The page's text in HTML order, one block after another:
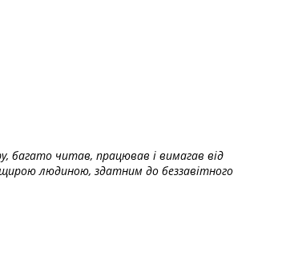
багато читав, працював і вимагав від
людиною, здатним до беззавітного